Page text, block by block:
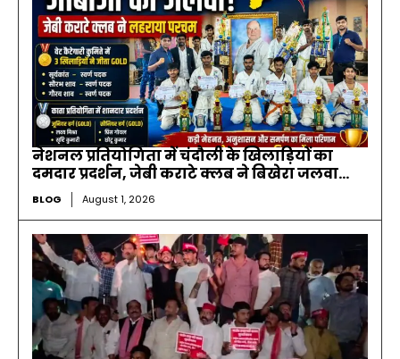
नेशनल प्रतियोगिता में चंदौली के खिलाड़ियों का
दमदार प्रदर्शन, जेबी कराटे क्लब ने बिखेरा जलवा…
BLOG August 1, 2026